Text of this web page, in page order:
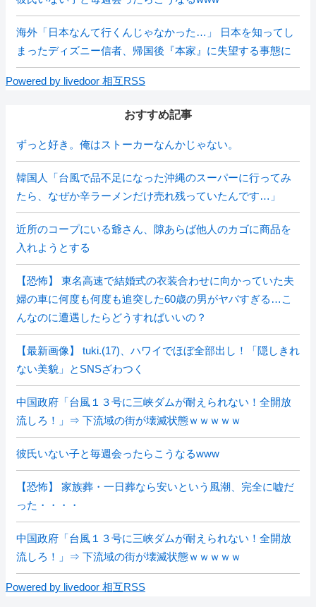
海外「日本なんて行くんじゃなかった…」 日本を知ってし
まったディズニー信者、帰国後『本家』に失望する事態に
Powered by livedoor 相互RSS
おすすめ記事
ずっと好き。俺はストーカーなんかじゃない。
韓国人「台風で品不足になった沖縄のスーパーに行ってみ
たら、なぜか辛ラーメンだけ売れ残っていたんです…」
近所のコープにいる爺さん、隙あらば他人のカゴに商品を
入れようとする
【恐怖】 東名高速で結婚式の衣装合わせに向かっていた夫
婦の車に何度も何度も追突した60歳の男がヤバすぎる…こ
んなのに遭遇したらどうすればいいの？
【最新画像】 tuki.(17)、ハワイでほぼ全部出し！「隠しきれ
ない美貌」とSNSざわつく
中国政府「台風１３号に三峡ダムが耐えられない！全開放
流しろ！」⇒ 下流域の街が壊滅状態ｗｗｗｗｗ
彼氏いない子と毎週会ったらこうなるwww
【恐怖】 家族葬・一日葬なら安いという風潮、完全に嘘だ
った・・・・
中国政府「台風１３号に三峡ダムが耐えられない！全開放
流しろ！」⇒ 下流域の街が壊滅状態ｗｗｗｗｗ
Powered by livedoor 相互RSS